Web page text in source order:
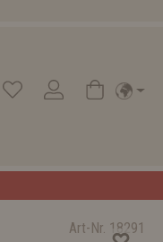
Art-Nr. 18291